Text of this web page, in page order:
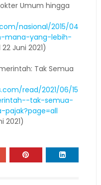
Umum hingga
nasional/2015/04
mana-yang-lebih-
Juni 2021)
Tak Semua
read/2021/06/15
tak-semua-
2021)